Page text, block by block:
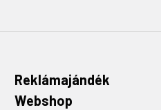
Reklámajándék
Webshop